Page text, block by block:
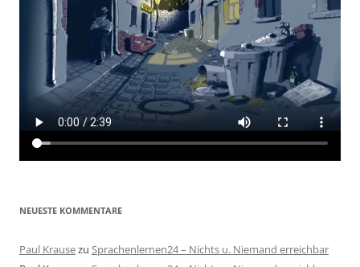
NEUESTE KOMMENTARE
Paul Krausezu Sprachenlernen24 – Nichts u. Niemand erreichbar